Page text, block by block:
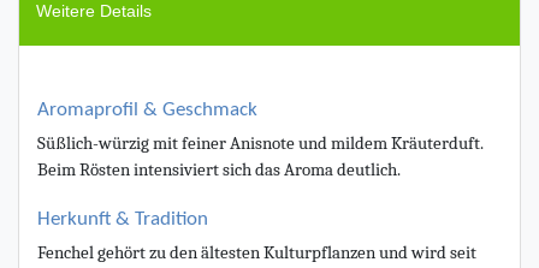
Weitere Details
Aromaprofil & Geschmack
Süßlich-würzig mit feiner Anisnote und mildem Kräuterduft.
Beim Rösten intensiviert sich das Aroma deutlich.
Herkunft & Tradition
Fenchel gehört zu den ältesten Kulturpflanzen und wird seit